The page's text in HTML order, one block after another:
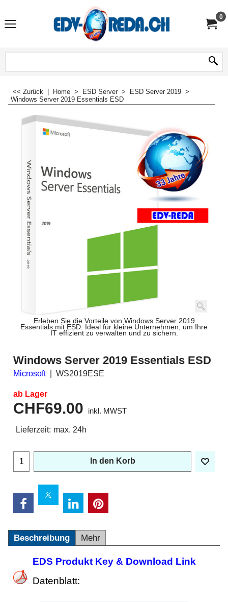
0
<< Zurück Home > ESD Server > ESD Server 2019 >
Windows Server 2019 Essentials ESD
Erleben Sie die Vorteile von Windows Server 2019
Essentials mit ESD. Ideal für kleine Unternehmen, um Ihre
IT effizient zu verwalten und zu sichern.
Windows Server 2019 Essentials ESD
Microsoft WS2019ESE
ab Lager
CHF69.00 inkl. MWST
Lieferzeit: max. 24h
In den Korb
Beschreibung Mehr
EDS Produkt Key & Download Link
Datenblatt: